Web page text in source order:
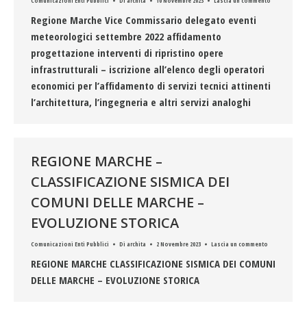
Regione Marche Vice Commissario delegato eventi
meteorologici settembre 2022 affidamento
progettazione interventi di ripristino opere
infrastrutturali – iscrizione all’elenco degli operatori
economici per l’affidamento di servizi tecnici attinenti
l’architettura, l’ingegneria e altri servizi analoghi
REGIONE MARCHE –
CLASSIFICAZIONE SISMICA DEI
COMUNI DELLE MARCHE –
EVOLUZIONE STORICA
Comunicazioni Enti Pubblici Di archita 2 Novembre 2023 Lascia un commento
REGIONE MARCHE CLASSIFICAZIONE SISMICA DEI COMUNI
DELLE MARCHE – EVOLUZIONE STORICA